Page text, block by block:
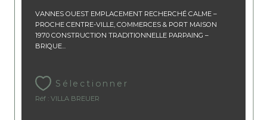
VANNES OUEST EMPLACEMENT RECHERCHÉ CALME –
PROCHE CENTRE-VILLE, COMMERCES & PORT MAISON
1970 CONSTRUCTION TRADITIONNELLE PARPAING –
BRIQUE...
Sélectionner
Réf : VILLA BREUER